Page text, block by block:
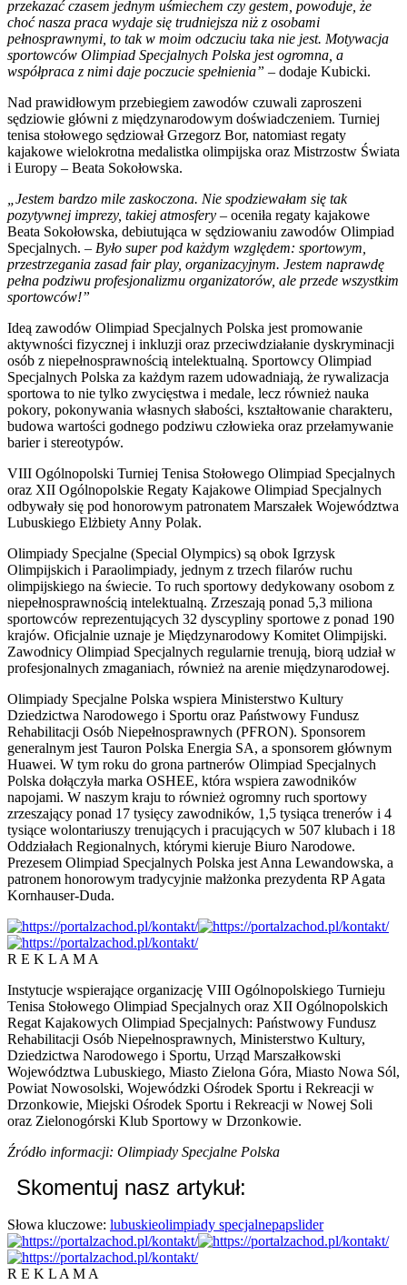
przekazać czasem jednym uśmiechem czy gestem, powoduje, że
choć nasza praca wydaje się trudniejsza niż z osobami
pełnosprawnymi, to tak w moim odczuciu taka nie jest. Motywacja
sportowców Olimpiad Specjalnych Polska jest ogromna, a
współpraca z nimi daje poczucie spełnienia” – dodaje Kubicki.
Nad prawidłowym przebiegiem zawodów czuwali zaproszeni
sędziowie główni z międzynarodowym doświadczeniem. Turniej
tenisa stołowego sędziował Grzegorz Bor, natomiast regaty
kajakowe wielokrotna medalistka olimpijska oraz Mistrzostw Świata
i Europy – Beata Sokołowska.
„Jestem bardzo mile zaskoczona. Nie spodziewałam się tak
pozytywnej imprezy, takiej atmosfery – oceniła regaty kajakowe
Beata Sokołowska, debiutująca w sędziowaniu zawodów Olimpiad
Specjalnych. – Było super pod każdym względem: sportowym,
przestrzegania zasad fair play, organizacyjnym. Jestem naprawdę
pełna podziwu profesjonalizmu organizatorów, ale przede wszystkim
sportowców!”
Ideą zawodów Olimpiad Specjalnych Polska jest promowanie
aktywności fizycznej i inkluzji oraz przeciwdziałanie dyskryminacji
osób z niepełnosprawnością intelektualną. Sportowcy Olimpiad
Specjalnych Polska za każdym razem udowadniają, że rywalizacja
sportowa to nie tylko zwycięstwa i medale, lecz również nauka
pokory, pokonywania własnych słabości, kształtowanie charakteru,
budowa wartości godnego podziwu człowieka oraz przełamywanie
barier i stereotypów.
VIII Ogólnopolski Turniej Tenisa Stołowego Olimpiad Specjalnych
oraz XII Ogólnopolskie Regaty Kajakowe Olimpiad Specjalnych
odbywały się pod honorowym patronatem Marszałek Województwa
Lubuskiego Elżbiety Anny Polak.
Olimpiady Specjalne (Special Olympics) są obok Igrzysk
Olimpijskich i Paraolimpiady, jednym z trzech filarów ruchu
olimpijskiego na świecie. To ruch sportowy dedykowany osobom z
niepełnosprawnością intelektualną. Zrzeszają ponad 5,3 miliona
sportowców reprezentujących 32 dyscypliny sportowe z ponad 190
krajów. Oficjalnie uznaje je Międzynarodowy Komitet Olimpijski.
Zawodnicy Olimpiad Specjalnych regularnie trenują, biorą udział w
profesjonalnych zmaganiach, również na arenie międzynarodowej.
Olimpiady Specjalne Polska wspiera Ministerstwo Kultury
Dziedzictwa Narodowego i Sportu oraz Państwowy Fundusz
Rehabilitacji Osób Niepełnosprawnych (PFRON). Sponsorem
generalnym jest Tauron Polska Energia SA, a sponsorem głównym
Huawei. W tym roku do grona partnerów Olimpiad Specjalnych
Polska dołączyła marka OSHEE, która wspiera zawodników
napojami. W naszym kraju to również ogromny ruch sportowy
zrzeszający ponad 17 tysięcy zawodników, 1,5 tysiąca trenerów i 4
tysiące wolontariuszy trenujących i pracujących w 507 klubach i 18
Oddziałach Regionalnych, którymi kieruje Biuro Narodowe.
Prezesem Olimpiad Specjalnych Polska jest Anna Lewandowska, a
patronem honorowym tradycyjnie małżonka prezydenta RP Agata
Kornhauser-Duda.
R E K L A M A
Instytucje wspierające organizację VIII Ogólnopolskiego Turnieju
Tenisa Stołowego Olimpiad Specjalnych oraz XII Ogólnopolskich
Regat Kajakowych Olimpiad Specjalnych: Państwowy Fundusz
Rehabilitacji Osób Niepełnosprawnych, Ministerstwo Kultury,
Dziedzictwa Narodowego i Sportu, Urząd Marszałkowski
Województwa Lubuskiego, Miasto Zielona Góra, Miasto Nowa Sól,
Powiat Nowosolski, Wojewódzki Ośrodek Sportu i Rekreacji w
Drzonkowie, Miejski Ośrodek Sportu i Rekreacji w Nowej Soli
oraz Zielonogórski Klub Sportowy w Drzonkowie.
Źródło informacji: Olimpiady Specjalne Polska
Skomentuj nasz artykuł:
Słowa kluczowe: lubuskieolimpiady specjalnepapslider
R E K L A M A